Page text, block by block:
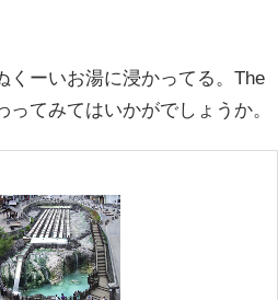
くーいお湯に浸かってる。The
ってみてはいかがでしょうか。